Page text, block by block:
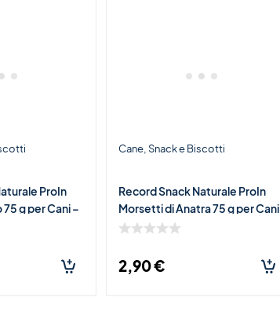
ProIn
g per Cani –
di Carne
Cane Snack e Biscotti
Record Snack Naturale ProIn
Morsetti di Anatra 75 g per Cani
– Premio Morbido Ricco di
2,90€